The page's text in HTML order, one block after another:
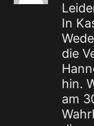
In
die
hin.
am